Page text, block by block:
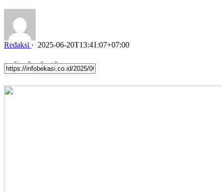
Redaksi · 2025-06-20T13:41:07+07:00